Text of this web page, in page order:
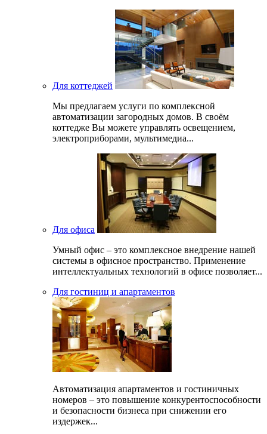
Для коттеджей
Мы предлагаем услуги по комплексной
автоматизации загородных домов. В своём
коттедже Вы можете управлять освещением,
электроприборами, мультимедиа...
Для офиса
Умный офис – это комплексное внедрение нашей
системы в офисное пространство. Применение
интеллектуальных технологий в офисе позволяет...
Для гостиниц и апартаментов
Автоматизация апартаментов и гостиничных
номеров – это повышение конкурентоспособности
и безопасности бизнеса при снижении его
издержек...